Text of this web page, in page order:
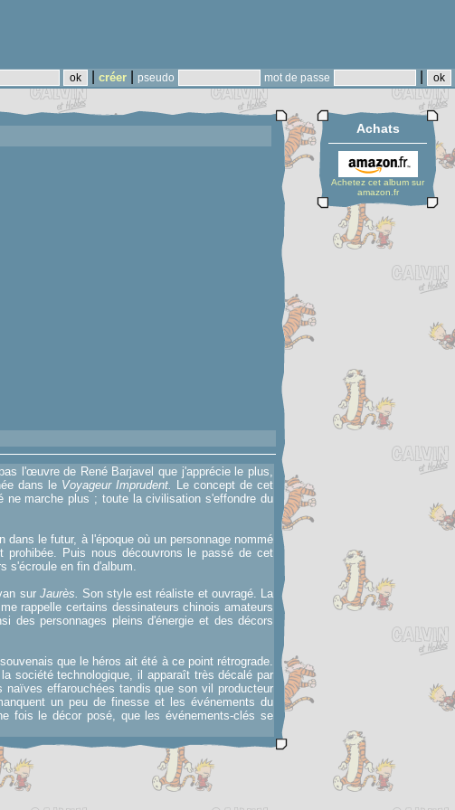
créer pseudo mot de passe
l'œuvre de René Barjavel que j'apprécie le plus,
dans le Voyageur Imprudent. Le concept de cet
ne marche plus ; toute la civilisation s'effondre du
le futur, à l'époque où un personnage nommé
prohibée. Puis nous découvrons le passé de cet
s'écroule en fin d'album.
sur Jaurès. Son style est réaliste et ouvragé. La
rappelle certains dessinateurs chinois amateurs
des personnages pleins d'énergie et des décors
que le héros ait été à ce point rétrograde.
société technologique, il apparaît très décalé par
effarouchées tandis que son vil producteur
un peu de finesse et les événements du
fois le décor posé, que les événements-clés se
Achats
Achetez cet album sur
amazon.fr